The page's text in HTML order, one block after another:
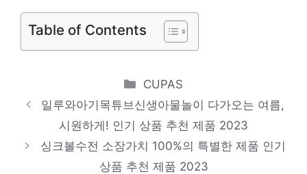
품 추천 제품 2023
Table of Contents
Categories
CUPAS
일루와아기목튜브신생아물놀이 다가오는 여름,
시원하게! 인기 상품 추천 제품 2023
싱크볼수전 소장가치 100%의 특별한 제품 인기
상품 추천 제품 2023